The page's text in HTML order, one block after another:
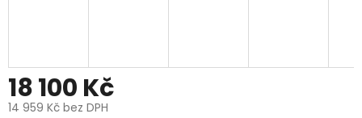
18 100 Kč
14 959 Kč bez DPH